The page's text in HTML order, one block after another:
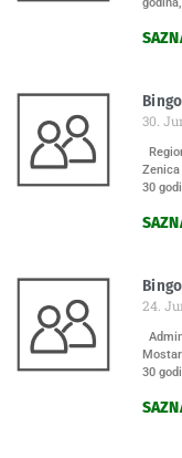
30.
30
24.
30